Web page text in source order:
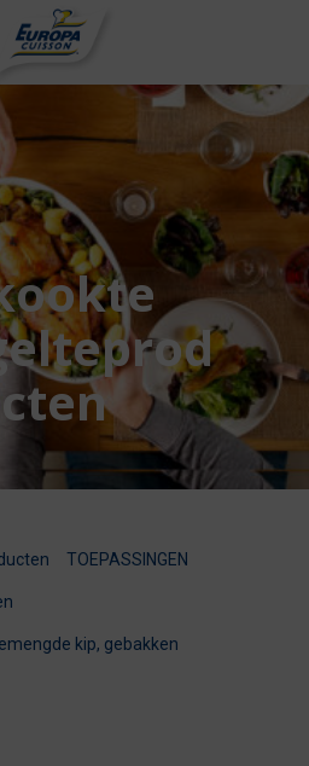
TOEPASSINGEN
kip, gebakken